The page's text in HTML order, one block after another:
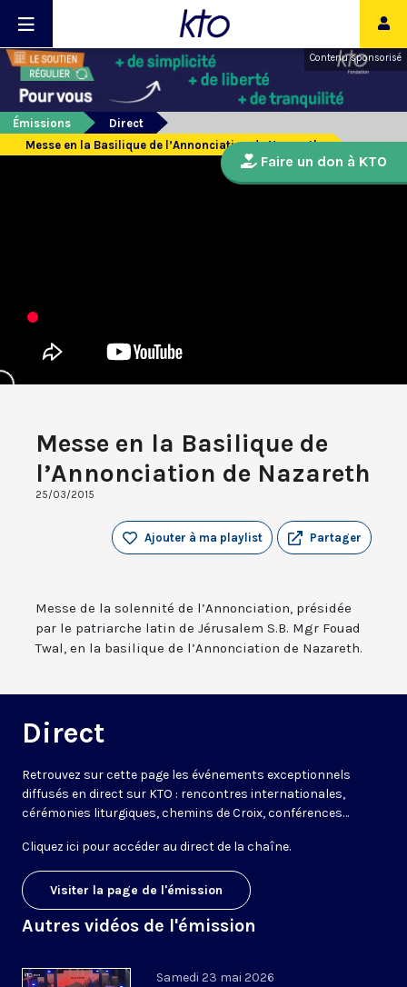
Contenu sponsorisé
Émissions
Direct
Messe en la Basilique de l’Annonciation de Nazareth
Messe en la Basilique de
l’Annonciation de Nazareth
25/03/2015
Partager
Ajouter à ma playlist
Messe de la solennité de l’Annonciation, présidée
par le patriarche latin de Jérusalem S.B. Mgr Fouad
Twal, en la basilique de l’Annonciation de Nazareth.
Direct
Retrouvez sur cette page les événements exceptionnels
diffusés en direct sur KTO : rencontres internationales,
cérémonies liturgiques, chemins de Croix, conférences…
Cliquez ici pour accéder au direct de la chaîne.
Visiter la page de l'émission
Autres vidéos de l'émission
Samedi 23 mai 2026
Faire un don à KTO